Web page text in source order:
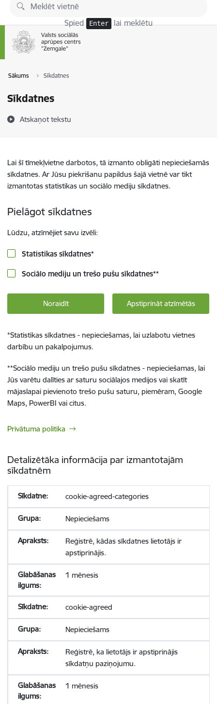
Pāriet uz lapas saturu
Spied Enter lai meklētu
Sākums Sīkdatnes
Sīkdatnes
Atskaņot tekstu
Lai šī tīmekļvietne darbotos, tā izmanto obligāti nepieciešamās
sīkdatnes. Ar Jūsu piekrišanu papildus šajā vietnē var tikt
izmantotas statistikas un sociālo mediju sīkdatnes.
Pielāgot sīkdatnes
Lūdzu, atzīmējiet savu izvēli:
Statistikas sīkdatnes*
Sociālo mediju un trešo pušu sīkdatnes**
Noraidīt Apstiprināt atzīmētās
*Statistikas sīkdatnes - nepieciešamas, lai uzlabotu vietnes
darbību un pakalpojumus.
**Sociālo mediju un trešo pušu sīkdatnes - nepieciešamas, lai
Jūs varētu dalīties ar saturu sociālajos medijos vai skatīt
mājaslapai pievienoto trešo pušu saturu, piemēram, Google
Maps, PowerBI vai citus.
Privātuma politika
Detalizētāka informācija par izmantotajām
sīkdatnēm
cookie-agreed-categories
Nepieciešams
Reģistrē, kādas sīkdatnes lietotājs ir
apstiprinājis.
1 mēnesis
cookie-agreed
Nepieciešams
Reģistrē, ka lietotājs ir apstiprinājis
sīkdatņu paziņojumu.
1 mēnesis